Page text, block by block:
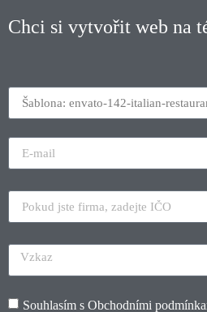
Chci si vytvořit web na
Souhlasím s Obchodními